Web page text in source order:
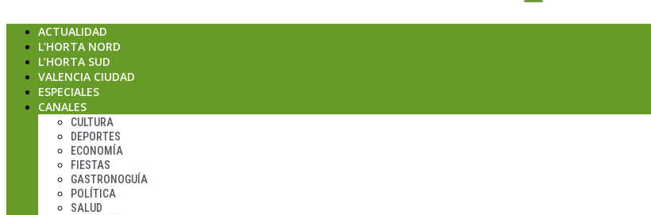
ACTUALIDAD
L’HORTA NORD
L’HORTA SUD
VALENCIA CIUDAD
ESPECIALES
CANALES
CULTURA
DEPORTES
ECONOMÍA
FIESTAS
GASTRONOGUÍA
POLÍTICA
SALUD